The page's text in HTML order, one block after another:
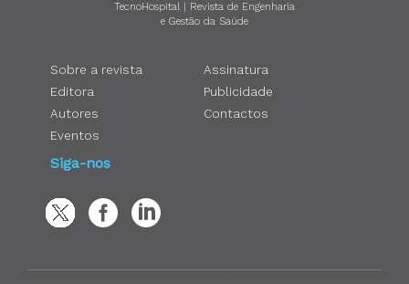
TecnoHospital | Revista de Engenharia
e Gestão da Saúde
Sobre a revista
Editora
Autores
Eventos
Assinatura
Publicidade
Contactos
Siga-nos